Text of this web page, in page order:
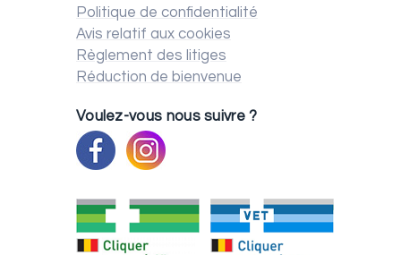
Politique de confidentialité
Avis relatif aux cookies
Règlement des litiges
Réduction de bienvenue
Voulez-vous nous suivre ?